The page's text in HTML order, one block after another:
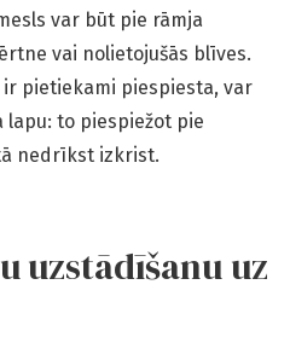
var būt pie rāmja
vai nolietojušās blīves.
pietiekami piespiesta, var
to piespiežot pie
nedrīkst izkrist.
uzstādīšanu uz